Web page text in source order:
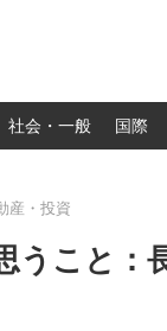
社会・一般 国際
産・投資
うこと：